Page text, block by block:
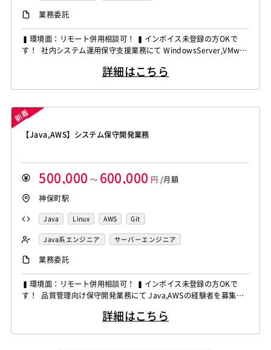
業務委託
▍環境面：リモート併用相談可！ ▍インボイス未登録の方OKで
す！ 社内システム運用保守支援業務にて WindowsServer,VMwar
テムの運用・保守対応 ・Windows・Linuxサーバー管理 ・社内ヘ
詳細はこちら
【Java,AWS】システム保守開発業務
500,000 ～ 600,000 円 /月額
神保町駅
Java Linux AWS Git
Java系エンジニア サーバーエンジニア
業務委託
▍環境面：リモート併用相談可！ ▍インボイス未登録の方OKで
す！ 品質管理向け保守開発業務にて Java,AWSの経験者を募集し
合わせ調査および障害対応 ・機能追加や改善開発対応 ・AWS環
詳細はこちら